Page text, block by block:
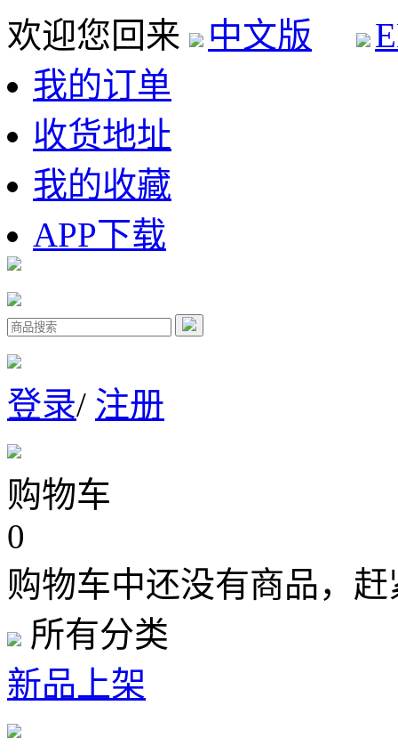
欢迎您回来 中文版
我的订单
收货地址
我的收藏
APP下载
登录/ 注册
购物车
0
购物车中还没有商品，
所有分类
新品上架